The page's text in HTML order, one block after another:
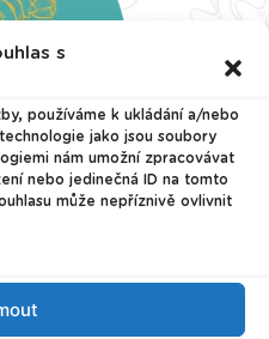
s
používáme k ukládání a/nebo
jako jsou soubory
nám umožní zpracovávat
nebo jedinečná ID na tomto
může nepříznivě ovlivnit
centrum Oceán